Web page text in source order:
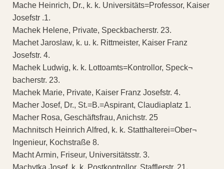
Mache Heinrich, Dr., k. k. Universitäts=Professor, Kaiser
Josefstr .1.
Machek Helene, Private, Speckbacherstr. 23.
Machet Jaroslaw, k. u. k. Rittmeister, Kaiser Franz
Josefstr. 4.
Machek Ludwig, k. k. Lottoamts=Kontrollor, Speck¬
bacherstr. 23.
Machek Marie, Private, Kaiser Franz Josefstr. 4.
Macher Josef, Dr., St.=B.=Aspirant, Claudiaplatz 1.
Macher Rosa, Geschäftsfrau, Anichstr. 25
Machnitsch Heinrich Alfred, k. k. Statthalterei=Ober¬
Ingenieur, Kochstraße 8.
Macht Armin, Friseur, Universitätsstr. 3.
Machytka Josef, k. k. Postkontrollor, Stafflerstr. 21.